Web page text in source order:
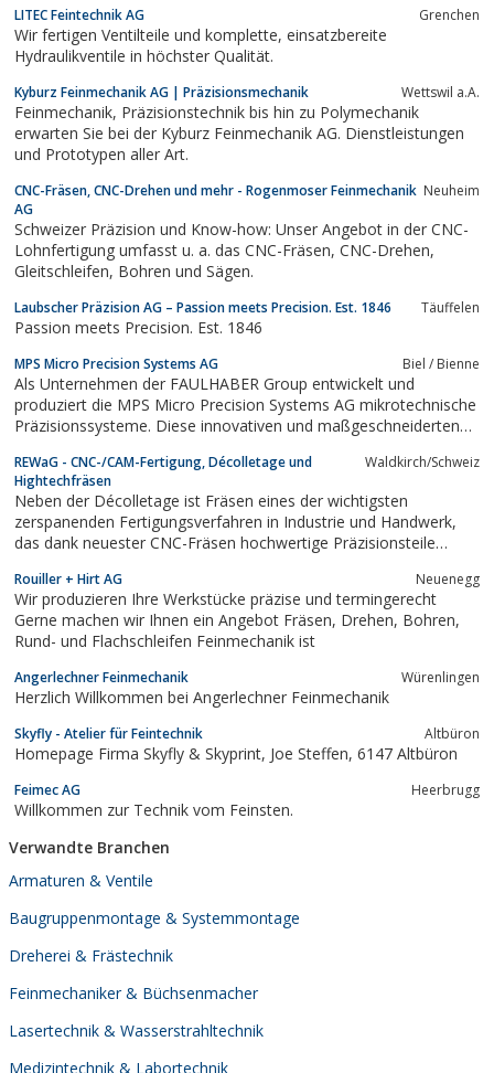
LITEC Feintechnik AG Grenchen
Wir fertigen Ventilteile und komplette, einsatzbereite
Hydraulikventile in höchster Qualität.
Kyburz Feinmechanik AG | Präzisionsmechanik Wettswil a.A.
Feinmechanik, Präzisionstechnik bis hin zu Polymechanik
erwarten Sie bei der Kyburz Feinmechanik AG. Dienstleistungen
und Prototypen aller Art.
CNC-Fräsen, CNC-Drehen und mehr - Rogenmoser Feinmechanik
AG
Neuheim
Schweizer Präzision und Know-how: Unser Angebot in der CNC-
Lohnfertigung umfasst u. a. das CNC-Fräsen, CNC-Drehen,
Gleitschleifen, Bohren und Sägen.
Laubscher Präzision AG – Passion meets Precision. Est. 1846 Täuffelen
Passion meets Precision. Est. 1846
MPS Micro Precision Systems AG Biel / Bienne
Als Unternehmen der FAULHABER Group entwickelt und
produziert die MPS Micro Precision Systems AG mikrotechnische
Präzisionssysteme. Diese innovativen und maßgeschneiderten
(z.B. Unfallchirurgie oder Orthopädie), die Uhrenindustrie, die
Automation, die Luft- und...
REWaG - CNC-/CAM-Fertigung, Décolletage und
Hightechfräsen
Waldkirch/Schweiz
Neben der Décolletage ist Fräsen eines der wichtigsten
zerspanenden Fertigungsverfahren in Industrie und Handwerk,
das dank neuester CNC-Fräsen hochwertige Präzisionsteile
Freiformkonturen – die REWaG Feinmechanik AG aus Waldkirch
im Kanton St. Gallen produziert für ihre Kunden...
Rouiller + Hirt AG Neuenegg
Wir produzieren Ihre Werkstücke präzise und termingerecht
Gerne machen wir Ihnen ein Angebot Fräsen, Drehen, Bohren,
Rund- und Flachschleifen Feinmechanik ist
Angerlechner Feinmechanik Würenlingen
Herzlich Willkommen bei Angerlechner Feinmechanik
Skyfly - Atelier für Feintechnik Altbüron
Homepage Firma Skyfly & Skyprint, Joe Steffen, 6147 Altbüron
Feimec AG Heerbrugg
Willkommen zur Technik vom Feinsten.
Verwandte Branchen
Armaturen & Ventile
Baugruppenmontage & Systemmontage
Dreherei & Frästechnik
Feinmechaniker & Büchsenmacher
Lasertechnik & Wasserstrahltechnik
Medizintechnik & Labortechnik